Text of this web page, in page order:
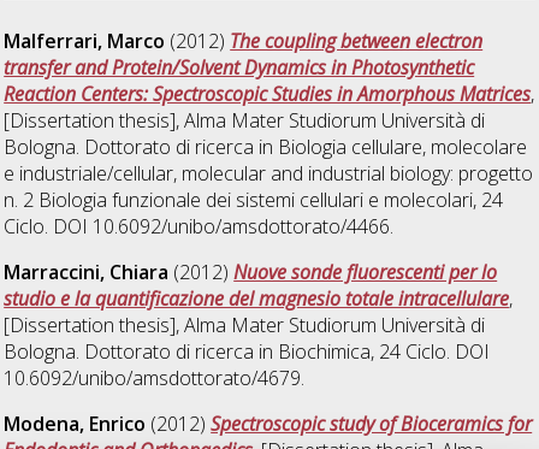
Malferrari, Marco (2012) The coupling between electron
transfer and Protein/Solvent Dynamics in Photosynthetic
Reaction Centers: Spectroscopic Studies in Amorphous Matrices,
[Dissertation thesis], Alma Mater Studiorum Università di
Bologna. Dottorato di ricerca in Biologia cellulare, molecolare
e industriale/cellular, molecular and industrial biology: progetto
n. 2 Biologia funzionale dei sistemi cellulari e molecolari, 24
Ciclo. DOI 10.6092/unibo/amsdottorato/4466.
Marraccini, Chiara (2012)Nuove sonde fluorescenti per lo
studio e la quantificazione del magnesio totale intracellulare,
[Dissertation thesis], Alma Mater Studiorum Università di
Bologna. Dottorato di ricerca in Biochimica, 24 Ciclo. DOI
10.6092/unibo/amsdottorato/4679.
Modena, Enrico (2012)Spectroscopic study of Bioceramics for